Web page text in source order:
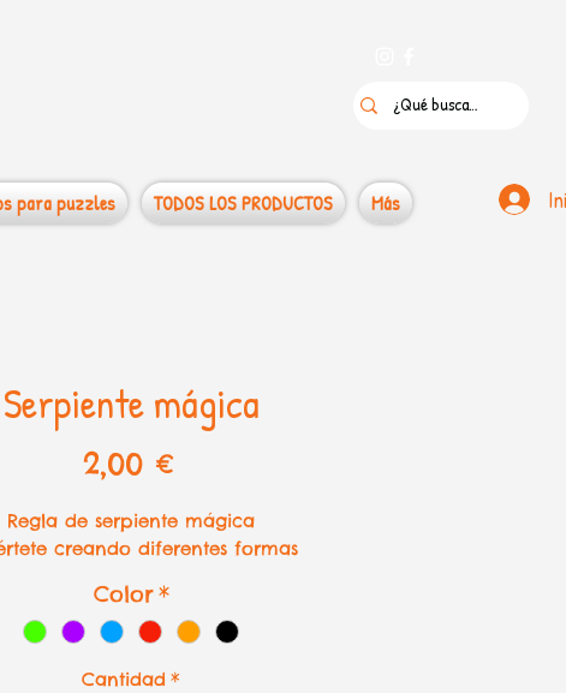
para puzzles TODOS LOS PRODUCTOS Más
Serpiente mágica
2,00 €Precio
Regla de serpiente mágica
creando diferentes formas
Color*
Cantidad *